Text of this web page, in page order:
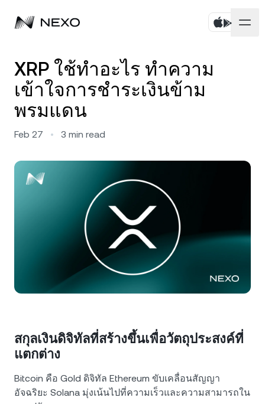
ซื้อสินทรัพย์
Flexible Savings
Dual Investment
Zero-interest Credit
ฟิวเจอร์ส
ลูกค้าไพรเวต
โปรแกรม Loyalty
ธุรกิจ
White Label
Payment Gateway
ตลาดเพิ่มขึ้น 0.57%ในช่วง 24 ชั่วโมงที่ผ่านมา
ETH 0.56%
NEXO Token NEXO
USD Coin USDC 0%
XRP XRP 1.28%
ข่าวสารและข้อมูลเชิงลึก
Wealth Academy
ภาษาและภูมิภาค
XRP ใช้ทำอะไร ทำความ
เข้าใจการชำระเงินข้าม
พรมแดน
Feb 27 • 3 min read
สกุลเงินดิจิทัลที่สร้างขึ้นเพื่อวัตถุประสงค์ที่
แตกต่าง
Bitcoin คือ Gold ดิจิทัล Ethereum ขับเคลื่อนสัญญา
อัจฉริยะ Solana มุ่งเน้นไปที่ความเร็วและความสามารถใน